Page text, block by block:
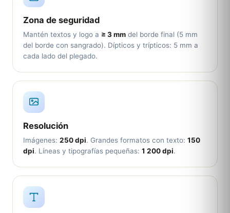
Zona de seguridad
Mantén textos y logo a ≥ 3 mm del borde final (5 mm
del borde con sangrado). Dípticos y trípticos: 5 mm a
cada lado del plegado.
Resolución
Imágenes: 250 dpi. Grandes formatos con texto: 150
dpi. Líneas y tipografías pequeñas: 1 200 dpi.